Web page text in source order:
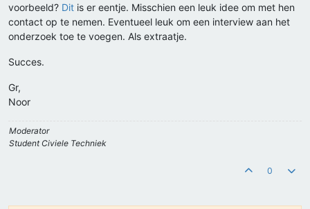
voorbeeld? Dit is er eentje. Misschien een leuk idee om met hen
contact op te nemen. Eventueel leuk om een interview aan het
onderzoek toe te voegen. Als extraatje.
Succes.
Gr,
Noor
Moderator
Student Civiele Techniek
0